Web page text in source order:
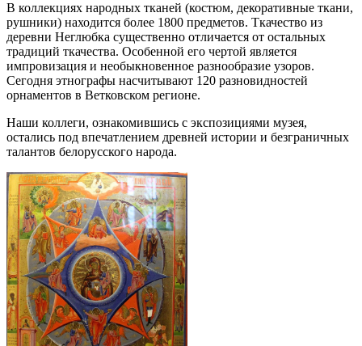
В коллекциях народных тканей (костюм, декоративные ткани,
рушники) находится более 1800 предметов. Ткачество из
деревни Неглюбка существенно отличается от остальных
традиций ткачества. Особенной его чертой является
импровизация и необыкновенное разнообразие узоров.
Сегодня этнографы насчитывают 120 разновидностей
орнаментов в Ветковском регионе.
Наши коллеги, ознакомившись с экспозициями музея,
остались под впечатлением древней истории и безграничных
талантов белорусского народа.